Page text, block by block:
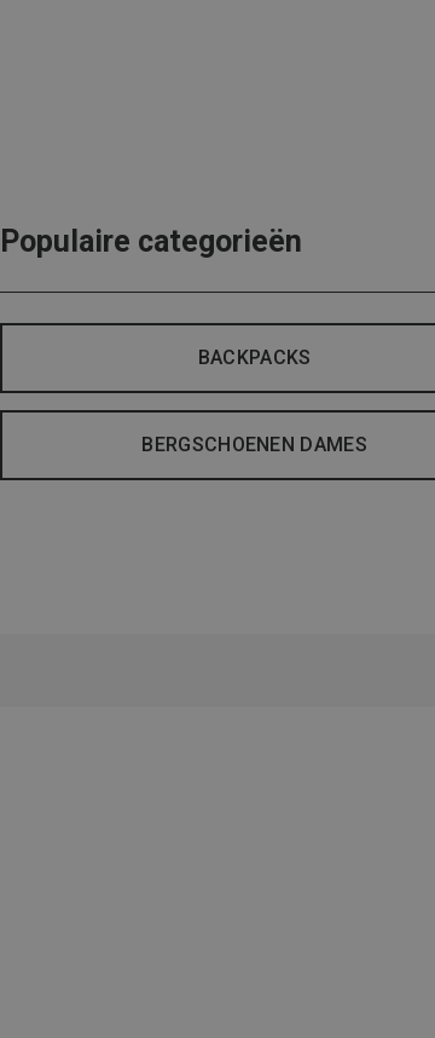
Populaire categorieën
BACKPACKS
BERGSCHOENEN DAMES